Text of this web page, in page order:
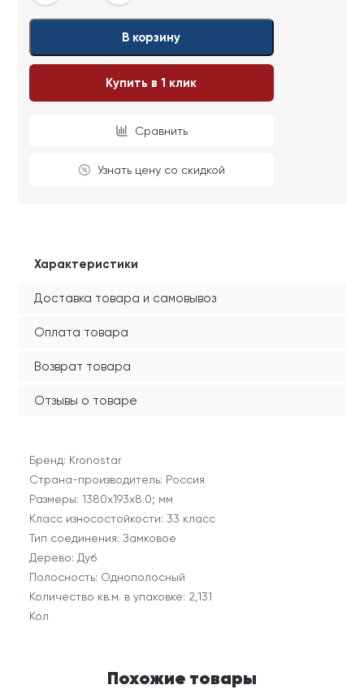
В корзину
Купить в 1 клик
Сравнить
Узнать цену со скидкой
Характеристики
Доставка товара и самовывоз
Оплата товара
Возврат товара
Отзывы о товаре
Бренд: Kronostar
Страна-производитель: Россия
Размеры: 1380х193х8.0; мм
Класс износостойкости: 33 класс
Тип соединения: Замковое
Дерево: Дуб
Полосность: Однополосный
Количество кв.м. в упаковке: 2,131
Кол
Похожие товары